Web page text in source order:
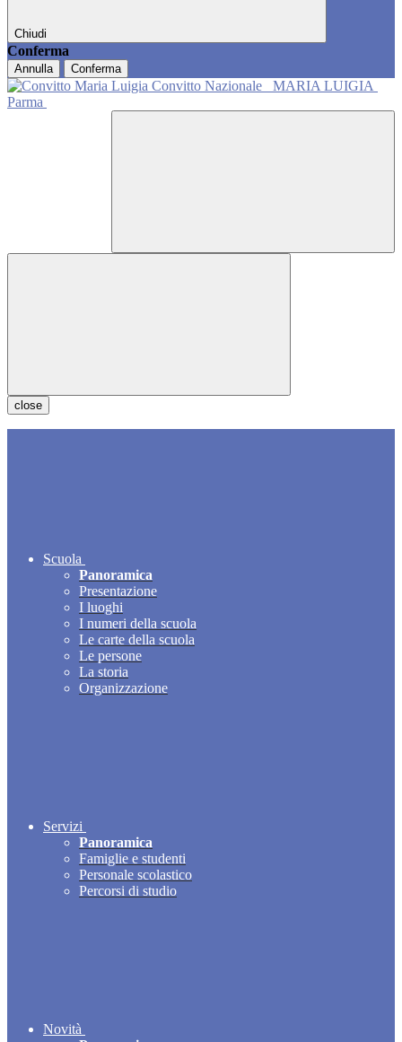
Chiudi
Conferma
Annulla Conferma
Convitto Nazionale
MARIA LUIGIA
Parma
close
Scuola
Panoramica
Presentazione
I luoghi
I numeri della scuola
Le carte della scuola
Le persone
La storia
Organizzazione
Servizi
Panoramica
Famiglie e studenti
Personale scolastico
Percorsi di studio
Novità